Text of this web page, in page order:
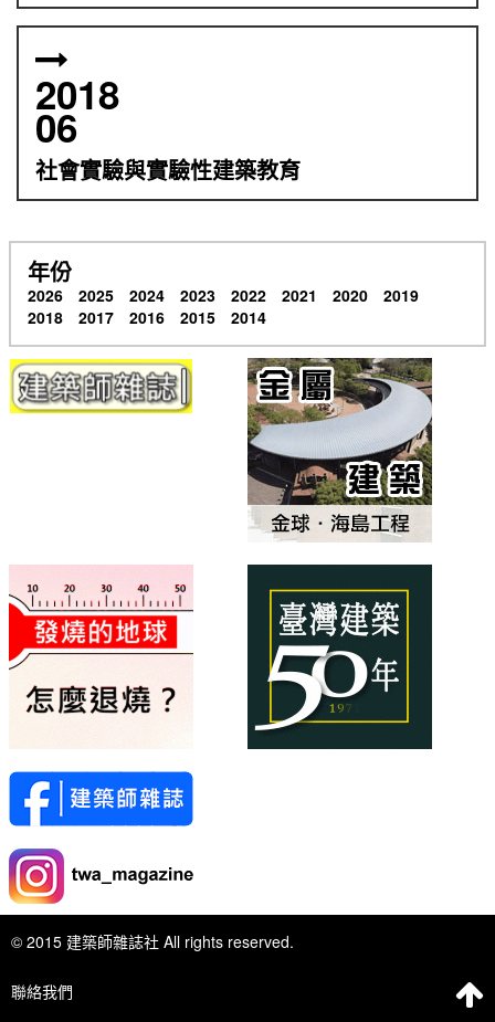
2018
06
社會實驗與實驗性建築教育
年份
2026 2025 2024 2023 2022 2021 2020
2019
2018
2017 2016 2015 2014
© 2015 建築師雜誌社 All rights reserved.
聯絡我們